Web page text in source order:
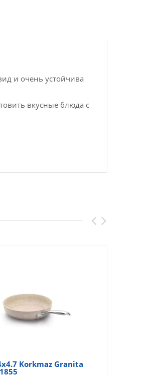
и очень устойчива
вкусные блюда с
Korkmaz Granita